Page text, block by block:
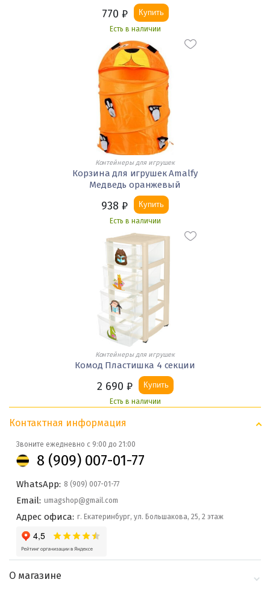
770 ₽ Купить
Есть в наличии
Контейнеры для игрушек
Корзина для игрушек Amalfy
Медведь оранжевый
938 ₽ Купить
Есть в наличии
Контейнеры для игрушек
Комод Пластишка 4 секции
2 690 ₽ Купить
Есть в наличии
Контактная информация
Звоните ежедневно с 9:00 до 21:00
8 (909) 007-01-77
WhatsApp: 8 (909) 007-01-77
Email: umagshop@gmail.com
Адрес офиса: г. Екатеринбург, ул. Большакова, 25, 2 этаж
О магазине